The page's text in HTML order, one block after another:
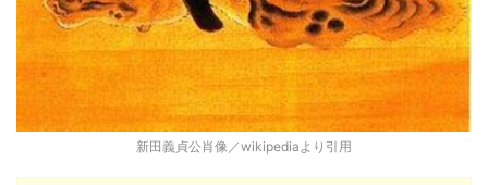
新田義貞公肖像／wikipediaより引用